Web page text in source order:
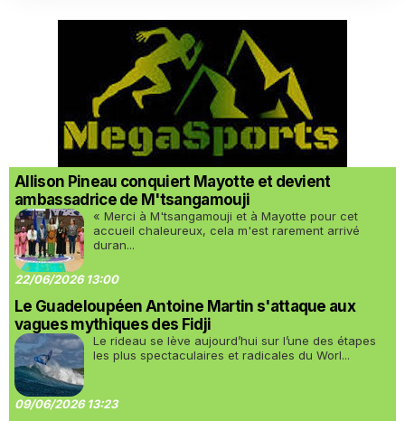
Allison Pineau conquiert Mayotte et devient
ambassadrice de M'tsangamouji
« Merci à M'tsangamouji et à Mayotte pour cet
accueil chaleureux, cela m'est rarement arrivé
duran...
22/06/2026 13:00
Le Guadeloupéen Antoine Martin s'attaque aux
vagues mythiques des Fidji
Le rideau se lève aujourd’hui sur l’une des étapes
les plus spectaculaires et radicales du Worl...
09/06/2026 13:23